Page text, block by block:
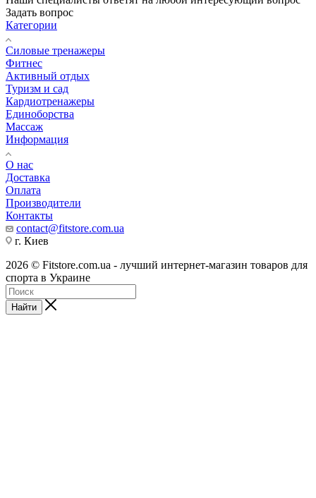
Задать вопрос
Категории
Силовые тренажеры
Фитнес
Активный отдых
Туризм и сад
Кардиотренажеры
Единоборства
Массаж
Информация
О нас
Доставка
Оплата
Производители
Контакты
contact@fitstore.com.ua
г. Киев
2026 © Fitstore.com.ua - лучший интернет-магазин товаров для
спорта в Украине
Найти